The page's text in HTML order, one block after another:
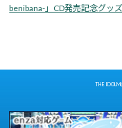
benibana-」CD発売記念グッ
THE